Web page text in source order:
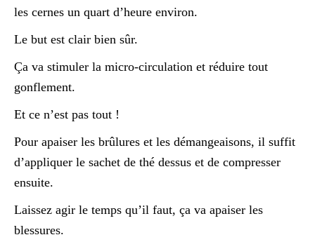
les cernes un quart d’heure environ.
Le but est clair bien sûr.
Ça va stimuler la micro-circulation et réduire tout
gonflement.
Et ce n’est pas tout !
Pour apaiser les brûlures et les démangeaisons, il suffit
d’appliquer le sachet de thé dessus et de compresser
ensuite.
Laissez agir le temps qu’il faut, ça va apaiser les
blessures.